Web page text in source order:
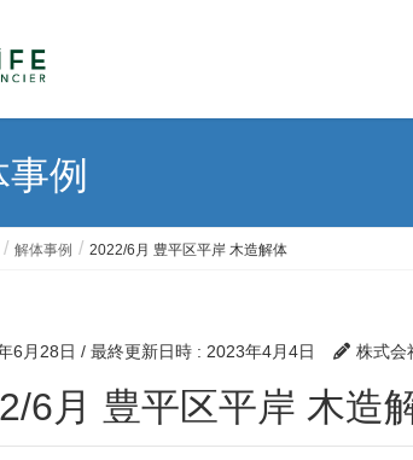
例
解体事例 2022/6月 豊平区平岸 木造解体
6月28日 / 最終更新日時 : 2023年4月4日 株式会
6月 豊平区平岸 木造